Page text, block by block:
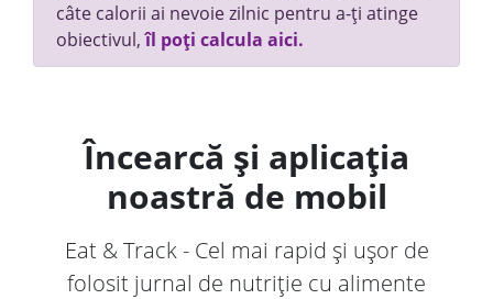
câte calorii ai nevoie zilnic pentru a-ți atinge
obiectivul,îl poți calcula aici.
Încearcă și aplicația
noastră de mobil
Eat & Track - Cel mai rapid și ușor de
folosit jurnal de nutriție cu alimente